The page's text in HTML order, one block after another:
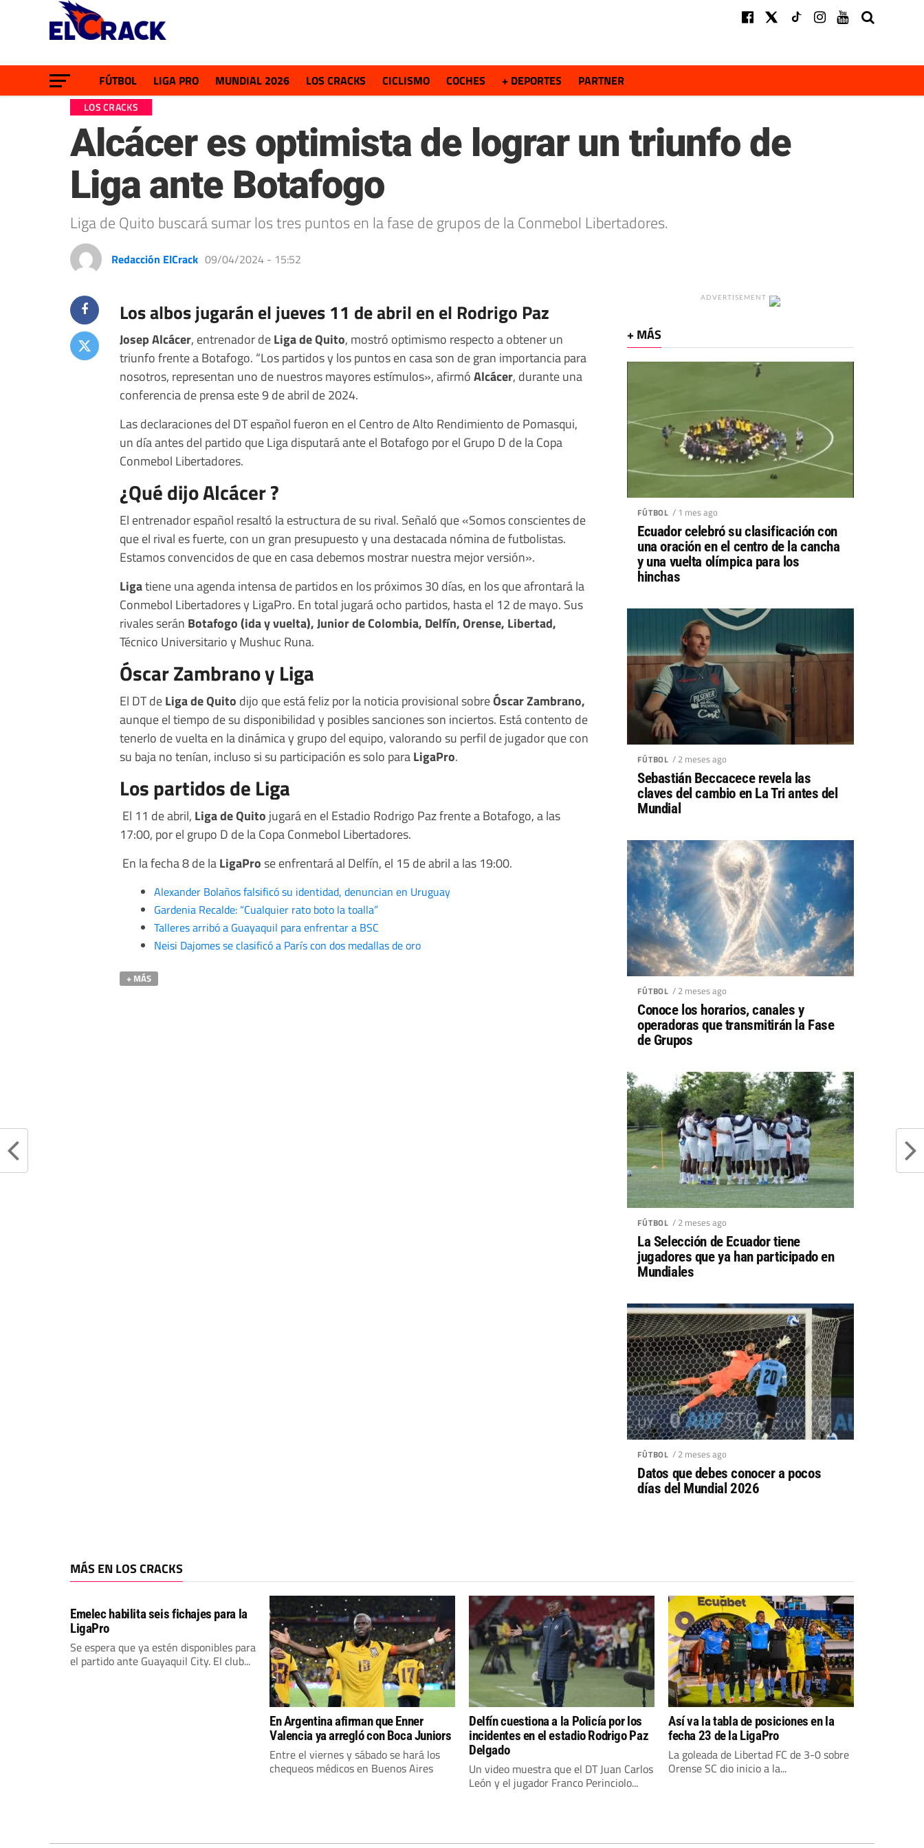
FÚTBOL LIGA PRO MUNDIAL 2026 LOS CRACKS CICLISMO COCHES + DEPORTES PARTNER
LOS CRACKS
Alcácer es optimista de lograr un triunfo de
Liga ante Botafogo
Liga de Quito buscará sumar los tres puntos en la fase de grupos de la Conmebol Libertadores.
Redacción ElCrack 09/04/2024 - 15:52
Los albos jugarán el jueves 11 de abril en el Rodrigo Paz
Josep Alcácer, entrenador deLiga de Quito, mostró optimismo respecto a obtener un
triunfo frente a Botafogo. “Los partidos y los puntos en casa son de gran importancia para
nosotros, representan uno de nuestros mayores estímulos», afirmóAlcácer, durante una
conferencia de prensa este 9 de abril de 2024.
Las declaraciones del DT español fueron en el Centro de Alto Rendimiento de Pomasqui,
un día antes del partido que Liga disputará ante el Botafogo por el Grupo D de la Copa
Conmebol Libertadores.
¿Qué dijo Alcácer ?
El entrenador español resaltó la estructura de su rival. Señaló que «Somos conscientes de
que el rival es fuerte, con un gran presupuesto y una destacada nómina de futbolistas.
Estamos convencidos de que en casa debemos mostrar nuestra mejor versión».
Ligatiene una agenda intensa de partidos en los próximos 30 días, en los que afrontará la
Conmebol Libertadores y LigaPro. En total jugará ocho partidos, hasta el 12 de mayo. Sus
rivales serán Botafogo (ida y vuelta), Junior de Colombia, Delfín, Orense, Libertad,
Técnico Universitario y Mushuc Runa.
Óscar Zambrano y Liga
El DT deLiga de Quito dijo que está feliz por la noticia provisional sobreÓscar Zambrano,
aunque el tiempo de su disponibilidad y posibles sanciones son inciertos. Está contento de
tenerlo de vuelta en la dinámica y grupo del equipo, valorando su perfil de jugador que con
su baja no tenían, incluso si su participación es solo paraLigaPro.
Los partidos de Liga
El 11 de abril, Liga de Quito jugará en el Estadio Rodrigo Paz frente a Botafogo, a las
17:00, por el grupo D de la Copa Conmebol Libertadores.
En la fecha 8 de laLigaProse enfrentará al Delfín, el 15 de abril a las 19:00.
Alexander Bolaños falsificó su identidad, denuncian en Uruguay
Gardenia Recalde: “Cualquier rato boto la toalla”
Talleres arribó a Guayaquil para enfrentar a BSC
Neisi Dajomes se clasificó a París con dos medallas de oro
+ MÁS
ADVERTISEMENT
+ MÁS
FÚTBOL / 1 mes ago
Ecuador celebró su clasificación con
una oración en el centro de la cancha
y una vuelta olímpica para los
hinchas
FÚTBOL / 2 meses ago
Sebastián Beccacece revela las
claves del cambio en La Tri antes del
Mundial
FÚTBOL / 2 meses ago
Conoce los horarios, canales y
operadoras que transmitirán la Fase
de Grupos
FÚTBOL / 2 meses ago
La Selección de Ecuador tiene
jugadores que ya han participado en
Mundiales
FÚTBOL / 2 meses ago
Datos que debes conocer a pocos
días del Mundial 2026
MÁS EN LOS CRACKS
Emelec habilita seis fichajes para la
LigaPro
Se espera que ya estén disponibles para
el partido ante Guayaquil City. El club...
En Argentina afirman que Enner
Valencia ya arregló con Boca Juniors
Entre el viernes y sábado se hará los
chequeos médicos en Buenos Aires
Delfín cuestiona a la Policía por los
incidentes en el estadio Rodrigo Paz
Delgado
Un video muestra que el DT Juan Carlos
León y el jugador Franco Perinciolo...
Así va la tabla de posiciones en la
fecha 23 de la LigaPro
La goleada de Libertad FC de 3-0 sobre
Orense SC dio inicio a la...